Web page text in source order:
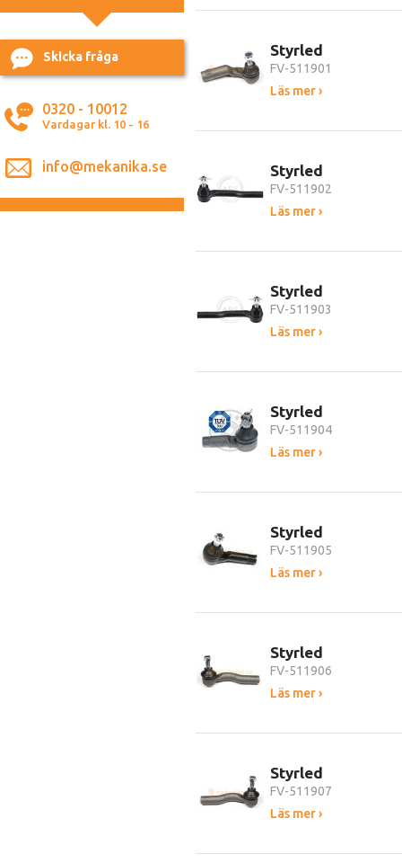
Skicka fråga
0320 - 10012
Vardagar kl. 10 - 16
info@mekanika.se
Styrled
FV-511901
Läs mer ›
Styrled
FV-511902
Läs mer ›
Styrled
FV-511903
Läs mer ›
Styrled
FV-511904
Läs mer ›
Styrled
FV-511905
Läs mer ›
Styrled
FV-511906
Läs mer ›
Styrled
FV-511907
Läs mer ›